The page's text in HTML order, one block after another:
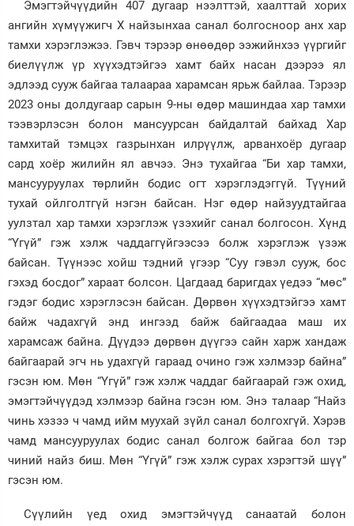
Зурхай
Эмэгтэйчүүдийн 407 дугаар нээлттэй, хаалттай хорих
ангийн хүмүүжигч Х найзынхаа санал болгосноор анх хар
тамхи хэрэглэжээ. Гэвч тэрээр өнөөдөр ээжийнхээ үүргийг
биелүүлж үр хүүхэдтэйгээ хамт байх насан дээрээ ял
эдлээд сууж байгаа талаараа харамсан ярьж байлаа. Тэрээр
2023 оны долдугаар сарын 9-ны өдөр машиндаа хар тамхи
тээвэрлэсэн болон мансуурсан байдалтай байхад Хар
тамхитай тэмцэх газрынхан илрүүлж, арванхоёр дугаар
сард хоёр жилийн ял авчээ. Энэ тухайгаа “Би хар тамхи,
мансууруулах төрлийн бодис огт хэрэглэдэггүй. Түүний
тухай ойлголтгүй нэгэн байсан. Нэг өдөр найзуудтайгаа
уулзтал хар тамхи хэрэглэж үзэхийг санал болгосон. Хүнд
“Үгүй” гэж хэлж чаддаггүйгээсээ болж хэрэглэж үзэж
байсан. Түүнээс хойш тэдний үгээр “Суу гэвэл сууж, бос
гэхэд босдог” хараат болсон. Цагдаад баригдах үедээ “мөс”
гэдэг бодис хэрэглэсэн байсан. Дөрвөн хүүхэдтэйгээ хамт
байж чадахгүй энд ингээд байж байгаадаа маш их
харамсаж байна. Дүүдээ дөрвөн дүүгээ сайн харж хандаж
байгаарай эгч нь удахгүй гараад очино гэж хэлмээр байна”
гэсэн юм. Мөн “Үгүй” гэж хэлж чаддаг байгаарай гэж охид,
эмэгтэйчүүдэд хэлмээр байна гэсэн юм. Энэ талаар “Найз
чинь хэзээ ч чамд ийм муухай зүйл санал болгохгүй. Хэрэв
чамд мансууруулах бодис санал болгож байгаа бол тэр
чиний найз биш. Мөн “Үгүй” гэж хэлж сурах хэрэгтэй шүү”
гэсэн юм.
Сүүлийн үед охид эмэгтэйчүүд санаатай болон